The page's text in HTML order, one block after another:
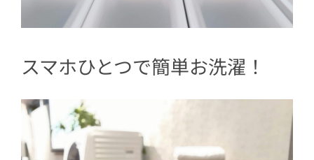
スマホひとつで簡単お洗濯！